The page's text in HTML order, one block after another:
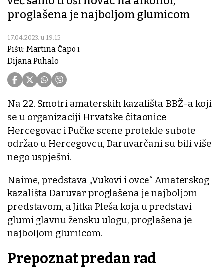
proglašena je najboljom glumicom
17.04.2023. u 19:15
Pišu: Martina Čapo i
Dijana Puhalo
Na 22. Smotri amaterskih kazališta BBŽ-a koji
se u organizaciji Hrvatske čitaonice
Hercegovac i Pučke scene protekle subote
održao u Hercegovcu, Daruvarčani su bili više
nego uspješni.
Naime, predstava „Vukovi i ovce“ Amaterskog
kazališta Daruvar proglašena je najboljom
predstavom, a Jitka Pleša koja u predstavi
glumi glavnu žensku ulogu, proglašena je
najboljom glumicom.
Prepoznat predan rad